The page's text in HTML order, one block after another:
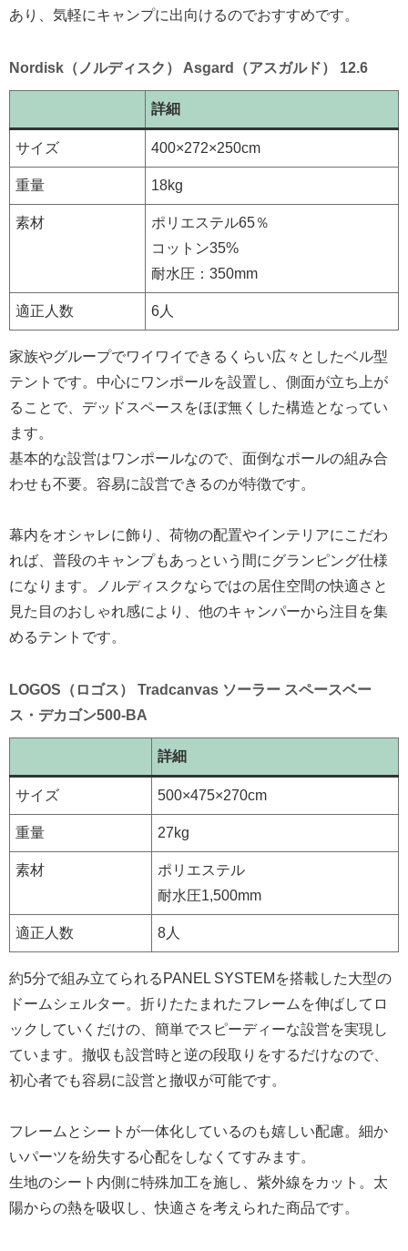
あり、気軽にキャンプに出向けるのでおすすめです。
Nordisk（ノルディスク） Asgard（アスガルド） 12.6
詳細
サイズ 400×272×250cm
重量 18kg
素材
ポリエステル65％
コットン35%
耐水圧：350mm
適正人数 6人
家族やグループでワイワイできるくらい広々としたベル型
テントです。中心にワンポールを設置し、側面が立ち上が
ることで、デッドスペースをほぼ無くした構造となってい
ます。
基本的な設営はワンポールなので、面倒なポールの組み合
わせも不要。容易に設営できるのが特徴です。
幕内をオシャレに飾り、荷物の配置やインテリアにこだわ
れば、普段のキャンプもあっという間にグランピング仕様
になります。ノルディスクならではの居住空間の快適さと
見た目のおしゃれ感により、他のキャンパーから注目を集
めるテントです。
LOGOS（ロゴス） Tradcanvas ソーラー スペースベー
ス・デカゴン500-BA‎
詳細
サイズ 500×475×270cm
重量 27kg
素材
ポリエステル
耐水圧1,500mm
適正人数 8人
約5分で組み立てられるPANEL SYSTEMを搭載した大型の
ドームシェルター。折りたたまれたフレームを伸ばしてロ
ックしていくだけの、簡単でスピーディーな設営を実現し
ています。撤収も設営時と逆の段取りをするだけなので、
初心者でも容易に設営と撤収が可能です。
フレームとシートが一体化しているのも嬉しい配慮。細か
いパーツを紛失する心配をしなくてすみます。
生地のシート内側に特殊加工を施し、紫外線をカット。太
陽からの熱を吸収し、快適さを考えられた商品です。